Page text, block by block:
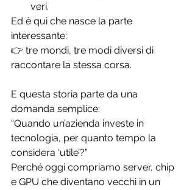
veri.
Ed è qui che nasce la parte
interessante:
👉 tre mondi, tre modi diversi di
raccontare la stessa corsa.
E questa storia parte da una
domanda semplice:
“Quando un’azienda investe in
tecnologia, per quanto tempo la
considera ‘utile’?”
Perché oggi compriamo server, chip
e GPU che diventano vecchi in un